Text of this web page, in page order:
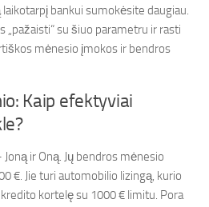
bankui sumokėsite daugiau.
„pažaisti“ su šiuo parametru ir rasti
mėnesio įmokos ir bendros
Kaip efektyviai
ir Oną. Jų bendros mėnesio
€. Jie turi automobilio lizingą, kurio
kortelę su 1000 € limitu. Pora